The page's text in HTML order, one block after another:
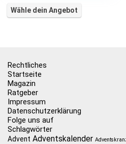
Wähle dein Angebot
Rechtliches
Startseite
Magazin
Ratgeber
Impressum
Datenschutzerklärung
Folge uns auf
Schlagwörter
Advent Adventskalender